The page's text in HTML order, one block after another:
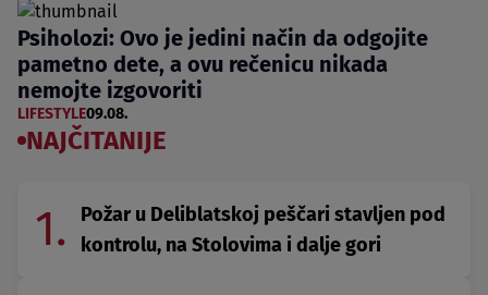
Psiholozi: Ovo je jedini način da odgojite
pametno dete, a ovu rečenicu nikada
nemojte izgovoriti
LIFESTYLE09.08.
NAJČITANIJE
1.
Požar u Deliblatskoj peščari stavljen pod
kontrolu, na Stolovima i dalje gori